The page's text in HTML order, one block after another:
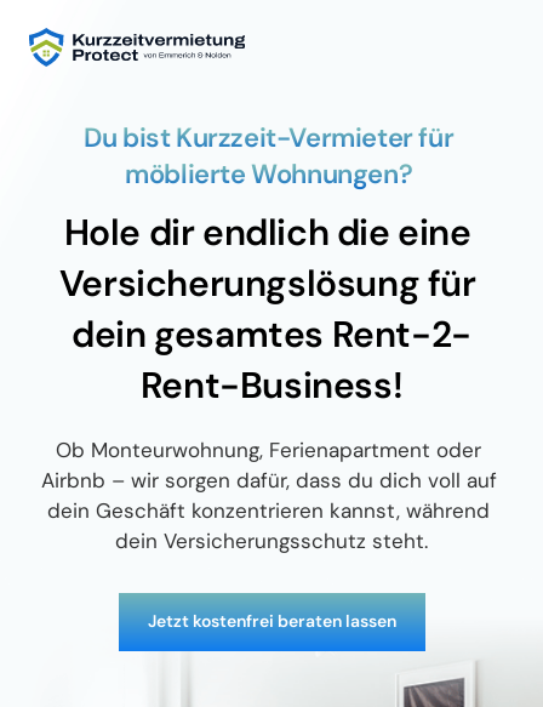
Du bist Kurzzeit-Vermieter für
möblierte Wohnungen?
Hole dir endlich die eine
Versicherungslösung für
dein gesamtes Rent-2-
Rent-Business!
Ob Monteurwohnung, Ferienapartment oder
Airbnb – wir sorgen dafür, dass du dich voll auf
dein Geschäft konzentrieren kannst, während
dein Versicherungsschutz steht.
Jetzt kostenfrei beraten lassen